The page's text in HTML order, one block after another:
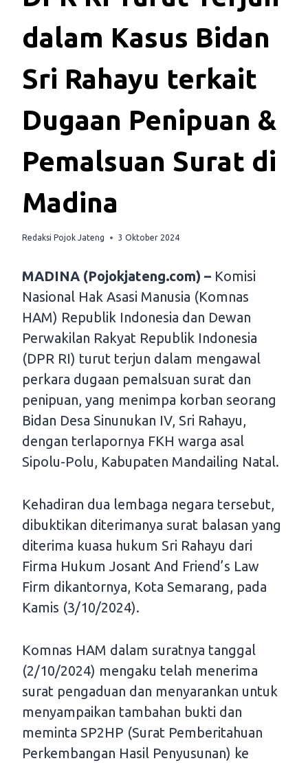
dalam Kasus Bidan
Sri Rahayu terkait
Dugaan Penipuan &
Pemalsuan Surat di
Madina
Redaksi Pojok Jateng 3 Oktober 2024
MADINA (Pojokjateng.com) – Komisi
Nasional Hak Asasi Manusia (Komnas
HAM) Republik Indonesia dan Dewan
Perwakilan Rakyat Republik Indonesia
(DPR RI) turut terjun dalam mengawal
perkara dugaan pemalsuan surat dan
penipuan, yang menimpa korban seorang
Bidan Desa Sinunukan IV, Sri Rahayu,
dengan terlapornya FKH warga asal
Sipolu-Polu, Kabupaten Mandailing Natal.
Kehadiran dua lembaga negara tersebut,
dibuktikan diterimanya surat balasan yang
diterima kuasa hukum Sri Rahayu dari
Firma Hukum Josant And Friend’s Law
Firm dikantornya, Kota Semarang, pada
Kamis (3/10/2024).
Komnas HAM dalam suratnya tanggal
(2/10/2024) mengaku telah menerima
surat pengaduan dan menyarankan untuk
menyampaikan tambahan bukti dan
meminta SP2HP (Surat Pemberitahuan
Perkembangan Hasil Penyusunan) ke